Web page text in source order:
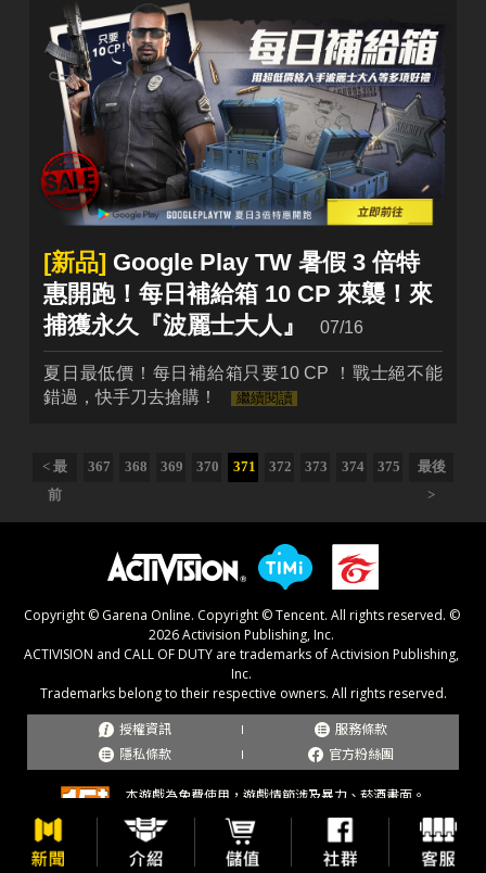
[新品] Google Play TW 暑假 3 倍特
惠開跑！每日補給箱 10 CP 來襲！來
捕獲永久『波麗士大人』
07/16
夏日最低價！每日補給箱只要10 CP ！戰士絕不能
錯過，快手刀去搶購！
繼續閱讀
< 最
前
367 368 369 370 371 372 373 374 375
最後
>
授權資訊
服務條款
隱私條款
官方粉絲團
本遊戲服務區域為台灣、香港、澳門。